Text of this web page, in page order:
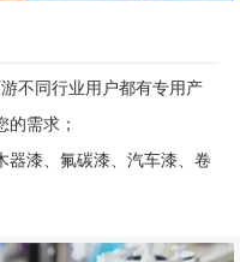
不同行业用户都有专用产
漆、氟碳漆、汽车漆、卷